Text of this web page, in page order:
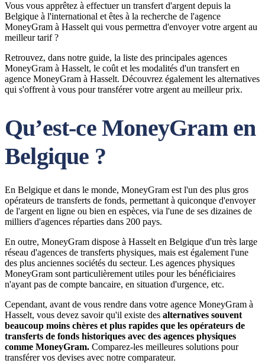
Vous vous apprêtez à effectuer un transfert d'argent depuis la
Belgique à l'international et êtes à la recherche de l'agence
MoneyGram à Hasselt qui vous permettra d'envoyer votre argent au
meilleur tarif ?
Retrouvez, dans notre guide, la liste des principales agences
MoneyGram à Hasselt, le coût et les modalités d'un transfert en
agence MoneyGram à Hasselt. Découvrez également les alternatives
qui s'offrent à vous pour transférer votre argent au meilleur prix.
Qu’est-ce MoneyGram en
Belgique ?
En Belgique et dans le monde, MoneyGram est l'un des plus gros
opérateurs de transferts de fonds, permettant à quiconque d'envoyer
de l'argent en ligne ou bien en espèces, via l'une de ses dizaines de
milliers d'agences réparties dans 200 pays.
En outre, MoneyGram dispose à Hasselt en Belgique d'un très large
réseau d'agences de transferts physiques, mais est également l'une
des plus anciennes sociétés du secteur. Les agences physiques
MoneyGram sont particulièrement utiles pour les bénéficiaires
n'ayant pas de compte bancaire, en situation d'urgence, etc.
Cependant, avant de vous rendre dans votre agence MoneyGram à
Hasselt, vous devez savoir qu'il existe des alternatives souvent
beaucoup moins chères et plus rapides que les opérateurs de
transferts de fonds historiques avec des agences physiques
comme MoneyGram. Comparez-les meilleures solutions pour
transférer vos devises avec notre comparateur.